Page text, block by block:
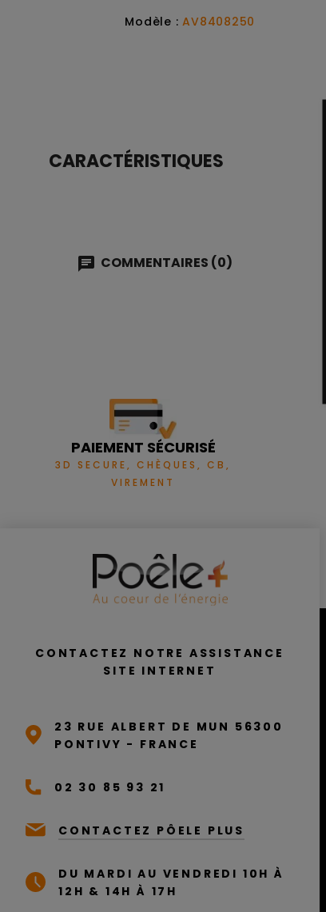
Modèle :AV8408250
CARACTÉRISTIQUES
COMMENTAIRES (0)
PAIEMENT SÉCURISÉ
3D SECURE, CHÈQUES, CB,
VIREMENT
CONTACTEZ NOTRE ASSISTANCE
SITE INTERNET
23 RUE ALBERT DE MUN 56300
PONTIVY - FRANCE
02 30 85 93 21
CONTACTEZ PÔELE PLUS
DU MARDI AU VENDREDI 10H À
12H & 14H À 17H